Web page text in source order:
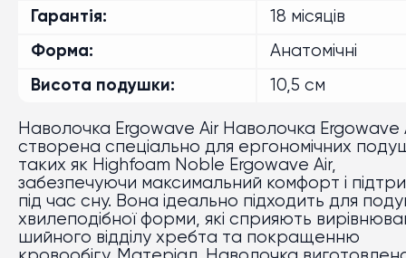
Гарантія
18 місяців
Форма
Анатомічні
Висота подушки
10,5 см
Наволочка Ergowave Air Наволочка Ergowave
створена спеціально для ергономічних
таких як Highfoam Noble Ergowave Air,
забезпечуючи максимальний комфорт і
під час сну. Вона ідеально підходить для
хвилеподібної форми, які сприяють
шийного відділу хребта та покращенню